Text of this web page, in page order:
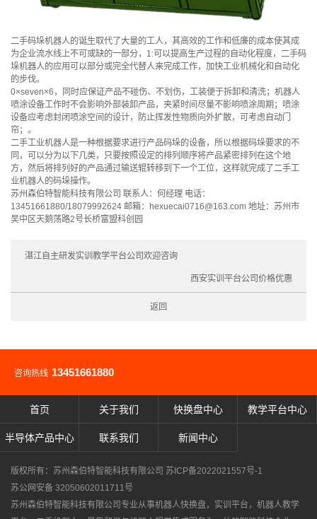
二手码垛机器人的诞生取代了大量的工人，其高效的工作和低廉的成本使其成
为企业流水线上不可或缺的一部分，1:可以提高生产过程的自动化程度，二手码
垛机器人的应用可以部分或完全代替人来完成工作，加快工业机械化和自动化
的步伐。
0×seven×6，同时应保证产品不碰伤、不划伤，工装便于拆卸和清洗；机器人
喷涂设备工作时不会影响外部装卸产品，夹紧时间尽量不影响喷涂周期；喷涂
设备应考虑封闭喷涂空间的设计，防止挥发性物质向外扩散，可考虑自动门
帘；。
二手工业机器人是一种根据要求进行产品码垛的设备，所以根据码垛要求的不
同，可以分为以下几类，只要按照设定的排列顺序将产品紧密排列在这个地
方，然后将排列好的产品通过输送辊转移到下一个工位，这样就完成了二手工
业机器人的码垛操作。
苏州森伯特智能科技有限公司 联系人：何经理 电话：
13451661880/18079992624 邮箱：hexuecai0716@163.com 地址：苏州市
吴中区天鹅荡路2号长桥富盟科创园
湛江自主研发实训教学平台公司欢迎咨询
西安实训平台公司价格优惠
返回
咨询热线 13451661880
首页 关于我们 快换盘中心 教学平台中心
半导体产品中心 联系我们 新闻中心
版权所有：苏州森伯特智能科技有限公司 苏ICP备2022021557号-1
苏公网安备 32050602011711号
苏州森伯特智能科技有限公司专业从事机器人快换盘， 实训平台 ， 机器人教学